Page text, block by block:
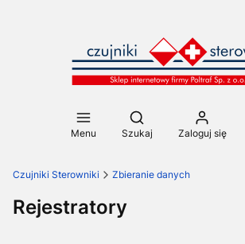
Menu
Otwórz wyszukiwarkę
Szukaj Zaloguj się
Czujniki Sterowniki Zbieranie danych
Rejestratory